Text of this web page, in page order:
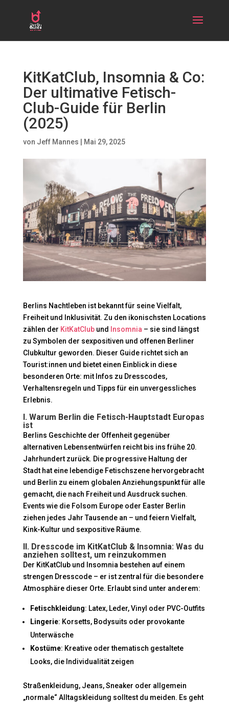
KitKatClub, Insomnia & Co:
Der ultimative Fetisch-
Club-Guide für Berlin
(2025)
von Jeff Mannes Mai 29, 2025
Berlins Nachtleben ist bekannt für seine Vielfalt,
Freiheit und Inklusivität. Zu den ikonischsten Locations
zählen der KitKatClubund Insomnia – sie sind längst
zu Symbolen der sexpositiven und offenen Berliner
Clubkultur geworden. Dieser Guide richtet sich an
Tourist:innen und bietet einen Einblick in diese
besonderen Orte: mit Infos zu Dresscodes,
Verhaltensregeln und Tipps für ein unvergessliches
Erlebnis.
I. Warum Berlin die Fetisch-Hauptstadt Europas
ist
Berlins Geschichte der Offenheit gegenüber
alternativen Lebensentwürfen reicht bis ins frühe 20.
Jahrhundert zurück. Die progressive Haltung der
Stadt hat eine lebendige Fetischszene hervorgebracht
und Berlin zu einem globalen Anziehungspunkt für alle
gemacht, die nach Freiheit und Ausdruck suchen.
Events wie die Folsom Europe oder Easter Berlin
ziehen jedes Jahr Tausende an – und feiern Vielfalt,
Kink-Kultur und sexpositive Räume.
II. Dresscode im KitKatClub & Insomnia: Was du
anziehen solltest, um reinzukommen
Der KitKatClub und Insomnia bestehen auf einem
strengen Dresscode – er ist zentral für die besondere
Atmosphäre dieser Orte. Erlaubt sind unter anderem:
Fetischkleidung: Latex, Leder, Vinyl oder PVC-Outfits
Lingerie: Korsetts, Bodysuits oder provokante
Unterwäsche
Kostüme: Kreative oder thematisch gestaltete
Looks, die Individualität zeigen
Straßenkleidung, Jeans, Sneaker oder allgemein
„normale“ Alltagskleidung solltest du meiden. Es geht